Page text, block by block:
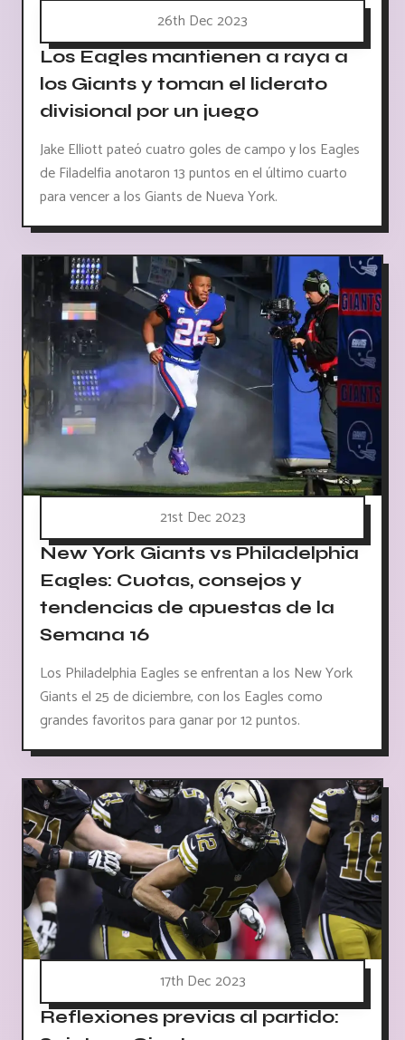
26th Dec 2023
Los Eagles mantienen a raya a
los Giants y toman el liderato
divisional por un juego
Jake Elliott pateó cuatro goles de campo y los Eagles
de Filadelfia anotaron 13 puntos en el último cuarto
para vencer a los Giants de Nueva York.
21st Dec 2023
New York Giants vs Philadelphia
Eagles: Cuotas, consejos y
tendencias de apuestas de la
Semana 16
Los Philadelphia Eagles se enfrentan a los New York
Giants el 25 de diciembre, con los Eagles como
grandes favoritos para ganar por 12 puntos.
17th Dec 2023
Reflexiones previas al partido: